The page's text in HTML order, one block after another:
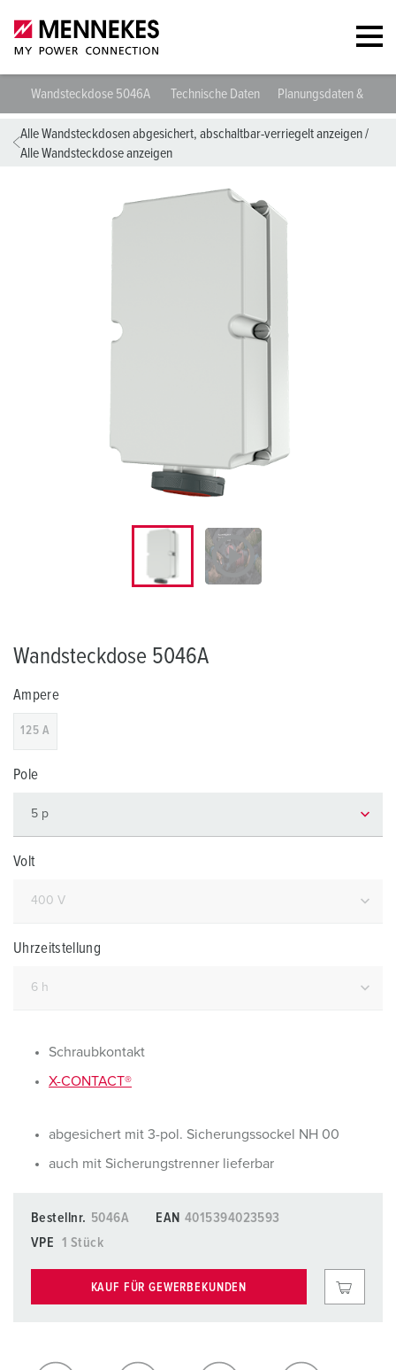
Wandsteckdose 5046A Technische Daten Planungsdaten &
Alle Wandsteckdosen abgesichert, abschaltbar-verriegelt anzeigen/
Alle Wandsteckdose anzeigen
Wandsteckdose 5046A
Ampere
125 A
Pole
Volt
Uhrzeitstellung
Schraubkontakt
X-CONTACT®
abgesichert mit 3-pol. Sicherungssockel NH 00
auch mit Sicherungstrenner lieferbar
Bestellnr. 5046A EAN 4015394023593
VPE
1 Stück
KAUF FÜR GEWERBEKUNDEN